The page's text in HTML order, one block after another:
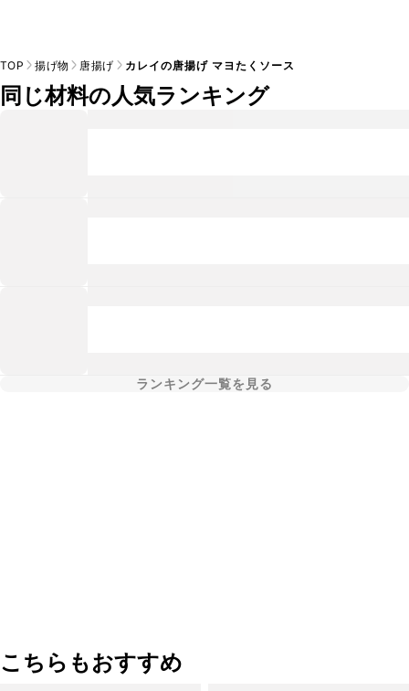
TOP 揚げ物 唐揚げ カレイの唐揚げ マヨたくソース
同じ材料の人気ランキング
ランキング一覧を見る
こちらもおすすめ